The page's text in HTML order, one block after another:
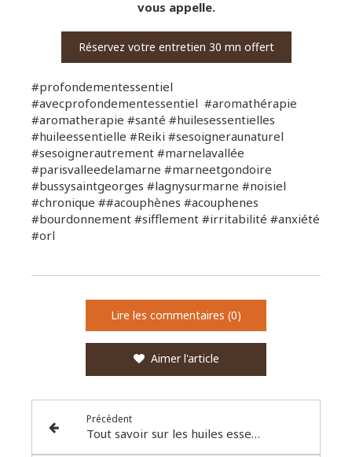
vous appelle.
Réservez votre entretien 30 mn offert
#profondementessentiel
#avecprofondementessentiel #aromathérapie
#aromatherapie #santé #huilesessentielles
#huileessentielle #Reiki #sesoigneraunaturel
#sesoignerautrement #marnelavallée
#parisvalleedelamarne #marneetgondoire
#bussysaintgeorges #lagnysurmarne #noisiel
#chronique ##acouphènes #acouphenes
#bourdonnement #sifflement #irritabilité #anxiété
#orl
Lire les commentaires (0)
Aimer l'article
Précédent
Tout savoir sur les huiles essentielles